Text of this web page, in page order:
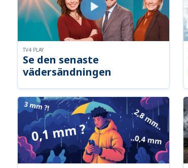
Se den senaste
vädersändningen
TV4 PLAY